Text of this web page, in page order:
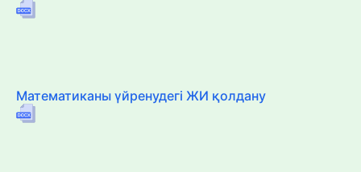
Математиканы үйренудегі ЖИ қолдану